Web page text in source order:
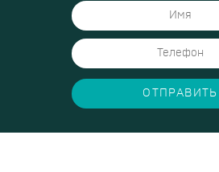
ОТПРАВИТЬ